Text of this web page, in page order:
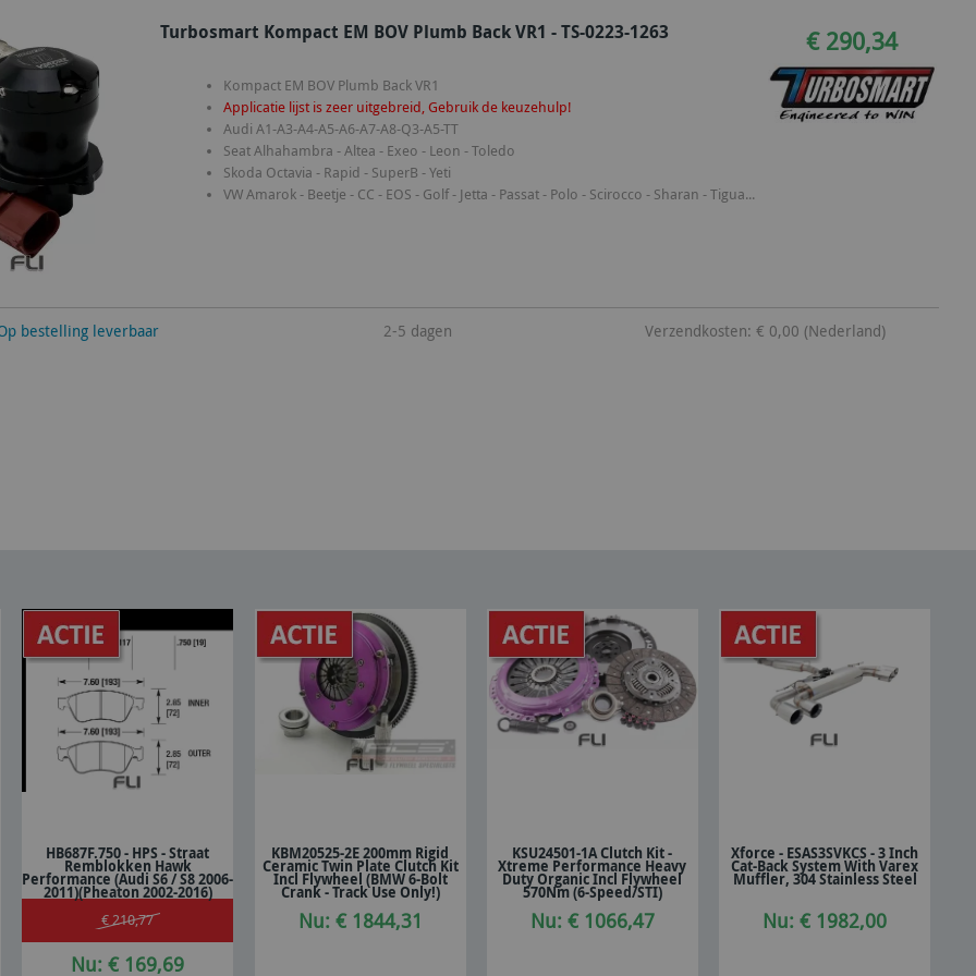
Turbosmart Kompact EM BOV Plumb Back VR1 - TS-0223-1263
Kompact EM BOV Plumb Back VR1
Applicatie lijst is zeer uitgebreid, Gebruik de keuzehulp!
Audi A1-A3-A4-A5-A6-A7-A8-Q3-A5-TT
Seat Alhahambra - Altea - Exeo - Leon - Toledo
Skoda Octavia - Rapid - SuperB - Yeti
VW Amarok - Beetje - CC - EOS - Golf - Jetta - Passat - Polo - Scirocco - Sharan - Tigua...
€ 290,34
bestelling leverbaar 2-5 dagen Verzendkosten: € 0,00 (Nederland)
In winkelwagen
HB687F.750 - HPS - Straat
Remblokken Hawk
Performance (Audi S6 / S8 2006-
2011)(Pheaton 2002-2016)
€ 210,77
Nu: € 169,69
In winkelwagen
KBM20525-2E 200mm Rigid
Ceramic Twin Plate Clutch Kit
Incl Flywheel (BMW 6-Bolt
Crank - Track Use Only!)
Nu: € 1844,31
In winkelwagen
KSU24501-1A Clutch Kit -
Xtreme Performance Heavy
Duty Organic Incl Flywheel
570Nm (6-Speed/STI)
Nu: € 1066,47
In winkelwagen
Xforce - ESAS3SVKCS - 3 Inch
Cat-Back System With Varex
Muffler, 304 Stainless Steel
Nu: € 1982,00